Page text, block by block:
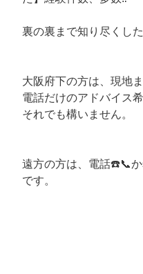
裏の裏まで知り尽くし
大阪府下の方は、現地
電話だけのアドバイス
それでも構いません。
遠方の方は、電話☎️📞
です。